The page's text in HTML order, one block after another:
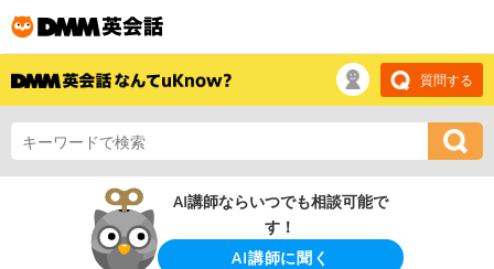
質問する
AI講師ならいつでも相談可能で
す！
AI講師に聞く